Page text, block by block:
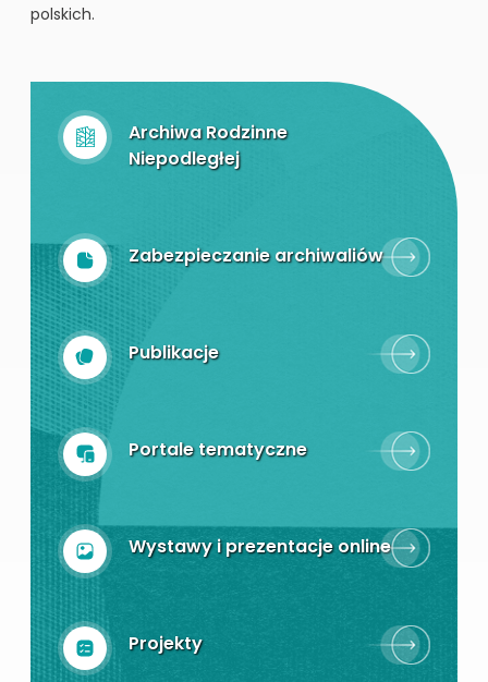
Archiwa Rodzinne
Niepodległej
Zabezpieczanie archiwaliów
Publikacje
Portale tematyczne
Wystawy i prezentacje online
Projekty
polskich.